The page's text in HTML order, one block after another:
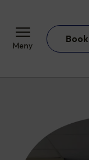
Meny